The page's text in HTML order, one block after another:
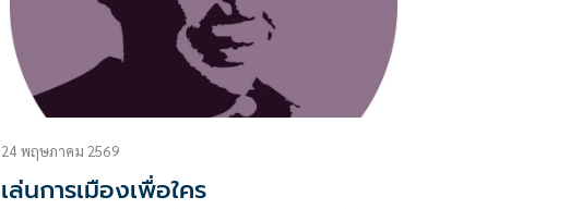
24 พฤษภาคม 2569
เล่นการเมืองเพื่อใคร